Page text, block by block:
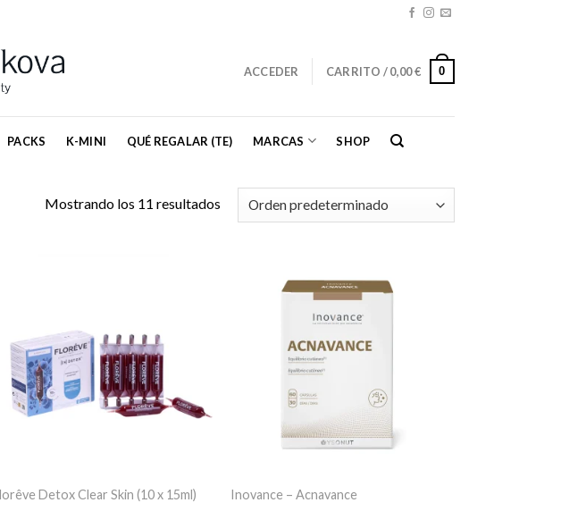
ACCEDER CARRITO /0,00€ 0
PACKS K-MINI QUÉ REGALAR (TE) MARCAS SHOP
Mostrando los 11 resultados
Detox Clear Skin (10 x 15ml) Inovance – Acnavance